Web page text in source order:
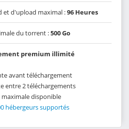
et d'upload maximal :96 Heures
du torrent :500 Go
premium illimité
avant téléchargement
entre 2 téléchargements
maximale disponible
hébergeurs supportés